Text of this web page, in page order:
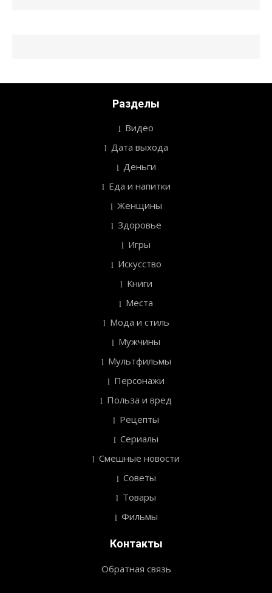
Разделы
Видео
Дата выхода
Деньги
Еда и напитки
Женщины
Здоровье
Игры
Искусство
Книги
Места
Мода и стиль
Мужчины
Мультфильмы
Персонажи
Польза и вред
Рецепты
Сериалы
Смешные новости
Советы
Товары
Фильмы
Контакты
Обратная связь